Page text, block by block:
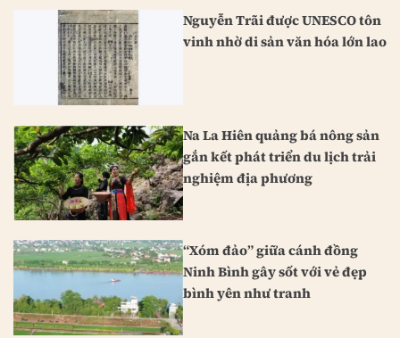
Nguyễn Trãi được UNESCO tôn
vinh nhờ di sản văn hóa lớn lao
Na La Hiên quảng bá nông sản
gắn kết phát triển du lịch trải
nghiệm địa phương
“Xóm đảo” giữa cánh đồng
Ninh Bình gây sốt với vẻ đẹp
bình yên như tranh